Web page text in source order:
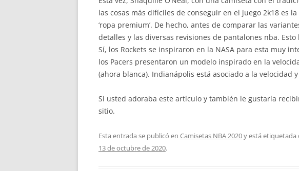
las cosas más difíciles de conseguir en el juego 2k18 es
‘ropa premium’. De hecho, antes de comparar las
detalles y las diversas revisiones de pantalones nba.
Sí, los Rockets se inspiraron en la NASA para esta muy
los Pacers presentaron un modelo inspirado en la
(ahora blanca). Indianápolis está asociado a la
Si usted adoraba este artículo y también le gustaría
sitio.
Esta entrada se publicó en Camisetas NBA 2020y está etiquetada
13 de octubre de 2020.